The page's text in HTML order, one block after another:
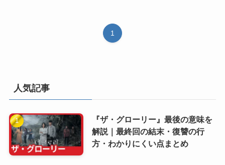
1
人気記事
『ザ・グローリー』最後の意味を
解説｜最終回の結末・復讐の行
方・わかりにくい点まとめ